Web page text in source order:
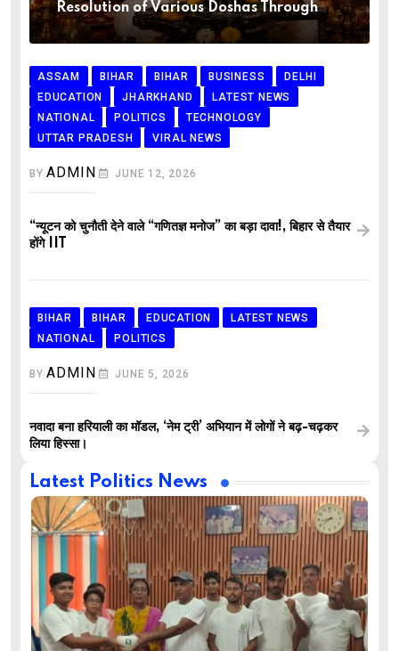
Resolution of Various Doshas Through
ASSAM BIHAR BIHAR BUSINESS
DELHI
EDUCATION
JHARKHAND
LATEST NEWS
NATIONAL
POLITICS
TECHNOLOGY
UTTAR PRADESH
VIRAL NEWS
BYADMIN JUNE 12, 2026
“न्यूटन को चुनौती देने वाले “गणितज्ञ मनोज” का बड़ा दावा!, बिहार से तैयार
होंगे IIT
BIHAR BIHAR EDUCATION
LATEST NEWS
NATIONAL
POLITICS
BYADMIN JUNE 5, 2026
नवादा बना हरियाली का मॉडल, ‘नेम ट्री’ अभियान में लोगों ने बढ़-चढ़कर
लिया हिस्सा।
Latest Politics News